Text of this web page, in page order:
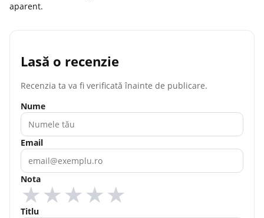
aparent.
Lasă o recenzie
Recenzia ta va fi verificată înainte de publicare.
Nume
Email
Nota
★
★
★
★
★
Titlu